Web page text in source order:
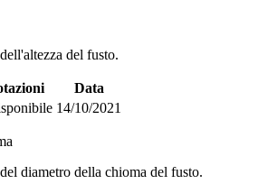
del fusto.
Data
14/10/2021
diametro della chioma del fusto.